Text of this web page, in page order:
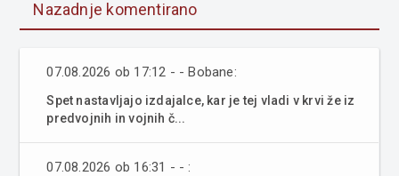
Nazadnje komentirano
07.08.2026 ob 17:12 - - Bobane:
Spet nastavljajo izdajalce, kar je tej vladi v krvi že iz
predvojnih in vojnih č...
07.08.2026 ob 16:31 - - :